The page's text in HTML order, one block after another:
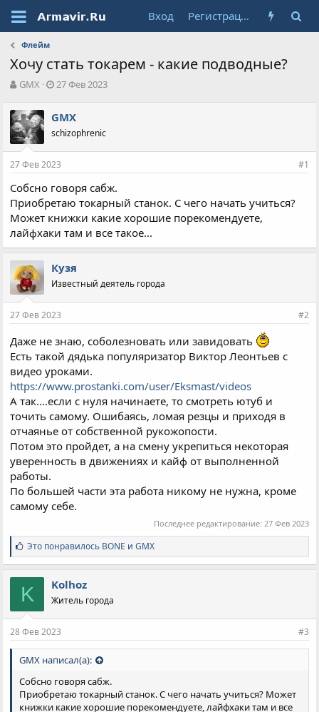
Вход Регистрация
Флейм
Хочу стать токарем - какие подводные?
А
т
о
р
т
е
ы
GMX
Д
а
н
ч
л
а
27 Фев 2023
GMX
schizophrenic
27 Фев 2023 #1
Собсно говоря сабж.
Приобретаю токарный станок. С чего начать учиться?
Может книжки какие хорошие порекомендуете,
лайфхаки там и все такое...
Кузя
Известный деятель города
27 Фев 2023 #2
Даже не знаю, соболезновать или завидовать
Есть такой дядька популяризатор Виктор Леонтьев с
видео уроками.
https://www.prostanki.com/user/Eksmast/videos
А так....если с нуля начинаете, то смотреть ютуб и
точить самому. Ошибаясь, ломая резцы и приходя в
отчаянье от собственной рукожопости.
Потом это пройдет, а на смену укрепиться некоторая
уверенность в движениях и кайф от выполненной
работы.
По большей части эта работа никому не нужна, кроме
самому себе.
Последнее редактирование: 27 Фев 2023
С
и
м
п
а
т
и
:
Это понравилось BONE иGMX
K Kolhoz
Житель города
28 Фев 2023 #3
GMX написал(а):
Собсно говоря сабж.
Приобретаю токарный станок. С чего начать учиться? Может
книжки какие хорошие порекомендуете, лайфхаки там и все